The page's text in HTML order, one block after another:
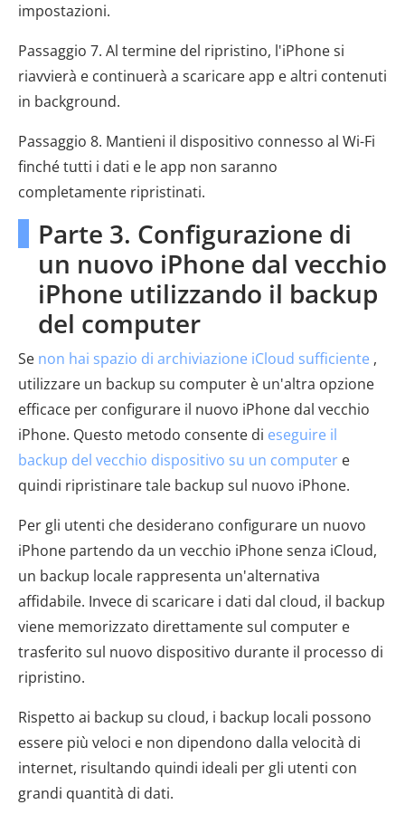
impostazioni.
Passaggio 7. Al termine del ripristino, l'iPhone si
riavvierà e continuerà a scaricare app e altri contenuti
in background.
Passaggio 8. Mantieni il dispositivo connesso al Wi-Fi
finché tutti i dati e le app non saranno
completamente ripristinati.
Parte 3. Configurazione di
un nuovo iPhone dal vecchio
iPhone utilizzando il backup
del computer
Se non hai spazio di archiviazione iCloud sufficiente ,
utilizzare un backup su computer è un'altra opzione
efficace per configurare il nuovo iPhone dal vecchio
iPhone. Questo metodo consente di eseguire il
backup del vecchio dispositivo su un computer e
quindi ripristinare tale backup sul nuovo iPhone.
Per gli utenti che desiderano configurare un nuovo
iPhone partendo da un vecchio iPhone senza iCloud,
un backup locale rappresenta un'alternativa
affidabile. Invece di scaricare i dati dal cloud, il backup
viene memorizzato direttamente sul computer e
trasferito sul nuovo dispositivo durante il processo di
ripristino.
Rispetto ai backup su cloud, i backup locali possono
essere più veloci e non dipendono dalla velocità di
internet, risultando quindi ideali per gli utenti con
grandi quantità di dati.